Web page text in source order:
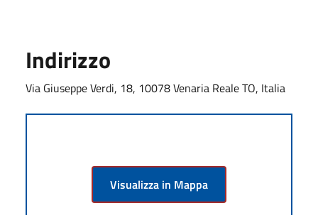
Indirizzo
Via Giuseppe Verdi, 18, 10078 Venaria Reale TO, Italia
Visualizza in Mappa